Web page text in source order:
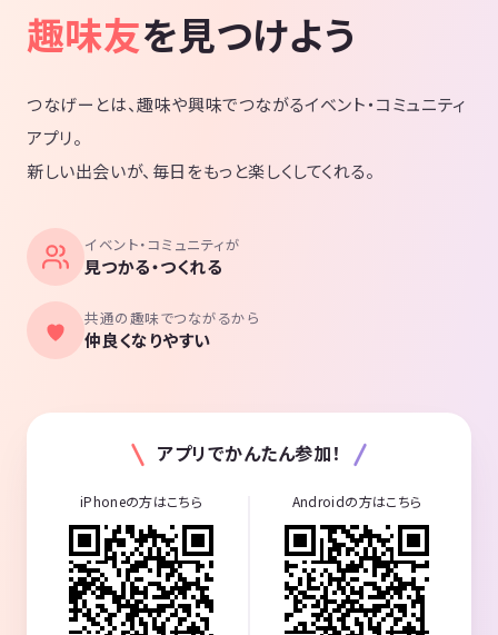
趣味友を見つけよう
つなげーとは、趣味や興味でつながるイベント・コミュニティ
アプリ。
新しい出会いが、毎日をもっと楽しくしてくれる。
イベント・コミュニティが
見つかる・つくれる
共通の趣味でつながるから
仲良くなりやすい
アプリでかんたん参加！
iPhoneの方はこちら Androidの方はこちら